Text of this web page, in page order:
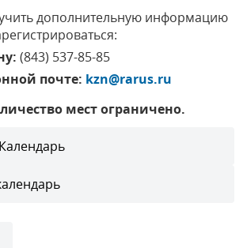
дополнительную информацию
(843) 537-85-85
почте: kzn@rarus.ru
мест ограничено.